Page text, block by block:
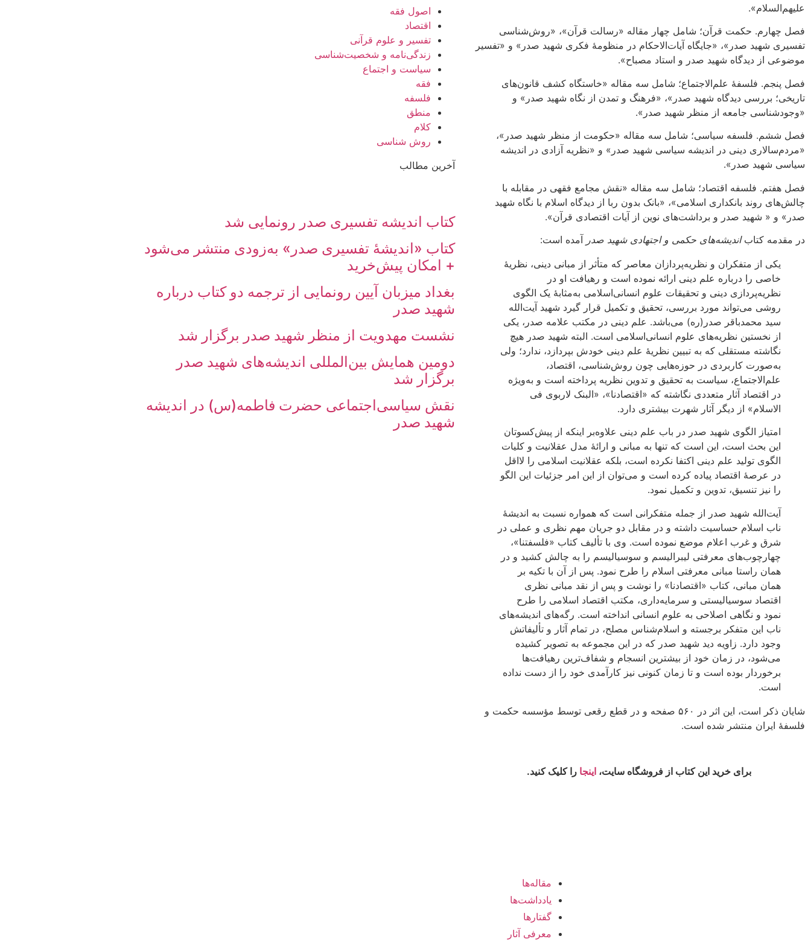
علیهم‌السلام».
فصل چهارم. حکمت قرآن؛ شامل چهار مقاله «رسالت قرآن»، «روش‌شناسی
تفسیری شهید صدر»، «جایگاه آیات‌الاحکام در منظومۀ فکری شهید صدر» و «تفسیر
موضوعی از دیدگاه شهید صدر و استاد مصباح».
فصل پنجم. فلسفۀ علم‌الاجتماع؛ شامل سه مقاله «خاستگاه کشف قانون‌های
تاریخی؛ بررسی دیدگاه شهید صدر»، «فرهنگ و تمدن از نگاه شهید صدر» و
«وجودشناسی جامعه از منظر شهید صدر».
فصل ششم. فلسفه سیاسی؛ شامل سه مقاله «حکومت از منظر شهید صدر»،
«مردم‌سالاری دینی در اندیشه سیاسی شهید صدر» و «نظریه آزادی در اندیشه
سیاسی شهید صدر».
فصل هفتم. فلسفه اقتصاد؛ شامل سه مقاله «نقش مجامع فقهی در مقابله با
چالش‌های روند بانکداری اسلامی»، «بانک بدون ربا از دیدگاه اسلام با نگاه شهید
صدر» و « شهید صدر و برداشت‌های نوین از آیات اقتصادی قرآن».
در مقدمه کتاباندیشه‌های حکمی و اجتهادی شهید صدر آمده است:
یکی از متفکران و نظریه‌پردازان معاصر که متأثر از مبانی دینی، نظریۀ
خاصی را درباره علم دینی ارائه نموده‌ است و رهیافت او در
نظریه‌پردازی دینی و تحقیقات علوم انسانی‌اسلامی به‌مثابۀ یک الگوی
روشی می‌تواند مورد بررسی، تحقیق و تکمیل قرار گیرد شهید آیت‌الله
سید محمدباقر صدر(ره) می‌باشد. علم دینی در مکتب علامه صدر، یکی
از نخستین نظریه‌های علوم انسانی‌اسلامی است. البته شهید صدر هیچ
نگاشته مستقلی که به تبیین نظریۀ علم دینی خودش بپردازد، ندارد؛ ولی
به‌صورت کاربردی در حوزه‌هایی چون روش‌شناسی، اقتصاد،
علم‌الاجتماع، سیاست به تحقیق و تدوین نظریه پرداخته است و به‌ویژه
در اقتصاد آثار متعددی نگاشته که «اقتصادنا»، «البنک لاربوی فی
الاسلام» از دیگر آثار شهرت بیشتری دارد.
امتیاز الگوی شهید صدر در باب علم دینی علاوه‌بر اینکه از پیش‌کسوتان
این بحث است، این است که تنها به مبانی و ارائۀ مدل عقلانیت و کلیات
الگوی تولید علم دینی اکتفا نکرده است، بلکه عقلانیت اسلامی را لااقل
در عرصۀ اقتصاد پیاده کرده است و می‌توان از این امر جزئیات این الگو
را نیز تنسیق، تدوین و تکمیل نمود.
آیت‌الله شهید صدر از جمله متفکرانی است که همواره نسبت به اندیشۀ
ناب اسلام حساسیت داشته و در مقابل دو جریان مهم نظری و عملی در
شرق و غرب اعلام موضع نموده است. وی با تألیف کتاب‌ «فلسفتنا»،
چهارچوب‌های معرفتی لیبرالیسم و سوسیالیسم را به چالش کشید و در
همان راستا مبانی معرفتی اسلام را طرح نمود. پس از آن با تکیه بر
همان مبانی، کتاب «اقتصادنا» را نوشت و پس از نقد مبانی نظری
اقتصاد سوسیالیستی و سرمایه‌داری، مکتب اقتصاد اسلامی را طرح
نمود و نگاهی اصلاحی به علوم انسانی انداخته است. رگه‌های اندیشه‌های
ناب این متفکر برجسته و اسلام‌شناس مصلح، در تمام آثار و تألیفاتش
وجود دارد. زاویه دید شهید صدر که در این مجموعه به تصویر کشیده
می‌شود، در زمان خود از بیشترین انسجام و شفاف‌ترین رهیافت‌ها
برخوردار بوده است و تا زمان کنونی نیز کارآمدی خود را از دست نداده
است.
شایان ذکر است، این اثر در ۵۶٠ صفحه و در قطع رقعی توسط مؤسسه حکمت و
فلسفۀ ایران منتشر شده است.
برای خرید این کتاب از فروشگاه سایت، اینجا را کلیک کنید.
اصول فقه
اقتصاد
تفسیر و علوم قرآنی
زندگی‌نامه و شخصیت‌شناسی
سیاست و اجتماع
فقه
فلسفه
منطق
کلام
روش شناسی
آخرین مطالب
کتاب اندیشه تفسیری صدر رونمایی شد
کتاب «اندیشۀ تفسیری صدر» به‌زودی منتشر می‌شود
+ امکان پیش‌خرید
بغداد میزبان آیین رونمایی از ترجمه دو کتاب درباره
شهید صدر
نشست مهدویت از منظر شهید صدر برگزار شد
دومین همایش بین‌المللی اندیشه‌های شهید صدر
برگزار شد
نقش سیاسی‌اجتماعی حضرت فاطمه(س) در اندیشه
شهید صدر
مقاله‌ها
یادداشت‌ها
گفتارها
معرفی آثار